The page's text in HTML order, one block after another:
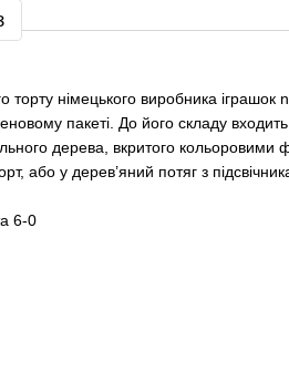
торту німецького виробника іграшок
пакеті. До його складу
дерева, вкритого кольоровими
або у дерев’яний потяг з
6-0